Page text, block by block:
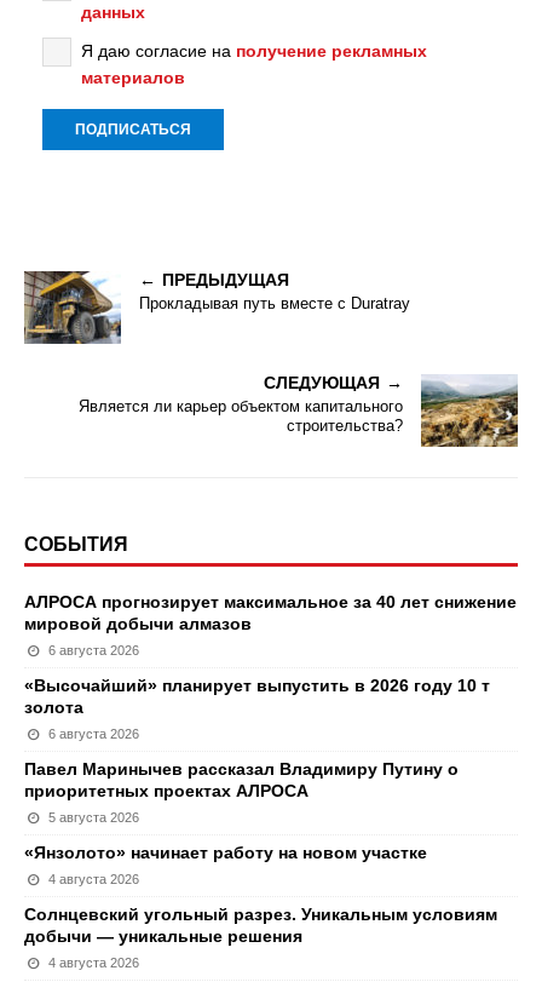
данных
Я даю согласие на получение рекламных
материалов
ПРЕДЫДУЩАЯ
Прокладывая путь вместе с Duratray
СЛЕДУЮЩАЯ
Является ли карьер объектом капитального
строительства?
СОБЫТИЯ
АЛРОСА прогнозирует максимальное за 40 лет снижение
мировой добычи алмазов
6 августа 2026
«Высочайший» планирует выпустить в 2026 году 10 т
золота
6 августа 2026
Павел Маринычев рассказал Владимиру Путину о
приоритетных проектах АЛРОСА
5 августа 2026
«Янзолото» начинает работу на новом участке
4 августа 2026
Солнцевский угольный разрез. Уникальным условиям
добычи — уникальные решения
4 августа 2026